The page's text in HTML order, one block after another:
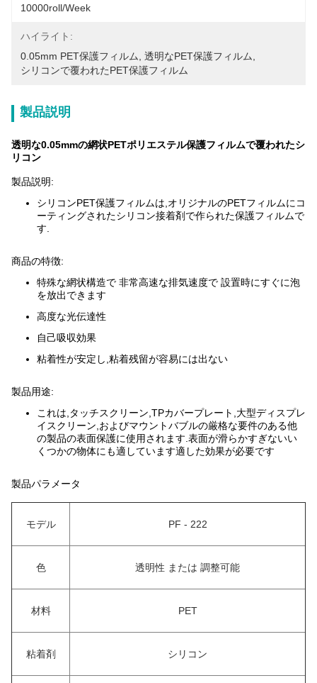
10000roll/week
ハイライト:
0.05mm PET保護フィルム
透明なPET保護フィルム
シリコンで覆われたPET保護フィルム
製品説明
透明な0.05mmの網状PETポリエステル保護フィルムで覆われたシ
リコン
製品説明:
シリコンPET保護フィルムは,オリジナルのPETフィルムにコ
ーティングされたシリコン接着剤で作られた保護フィルムで
す.
商品の特徴:
特殊な網状構造で 非常高速な排気速度で 設置時にすぐに泡
を放出できます
高度な光伝達性
自己吸収効果
粘着性が安定し,粘着残留が容易には出ない
製品用途:
これは,タッチスクリーン,TPカバープレート,大型ディスプレ
イスクリーン,およびマウントバブルの厳格な要件のある他
の製品の表面保護に使用されます.表面が滑らかすぎないい
くつかの物体にも適しています適した効果が必要です
製品パラメータ
モデル PF - 222
色 透明性 または 調整可能
材料 PET
粘着剤 シリコン